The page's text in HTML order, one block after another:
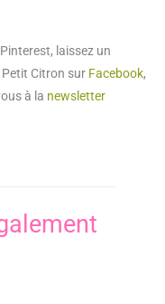
laissez un
Citron sur Facebook,
à la newsletter